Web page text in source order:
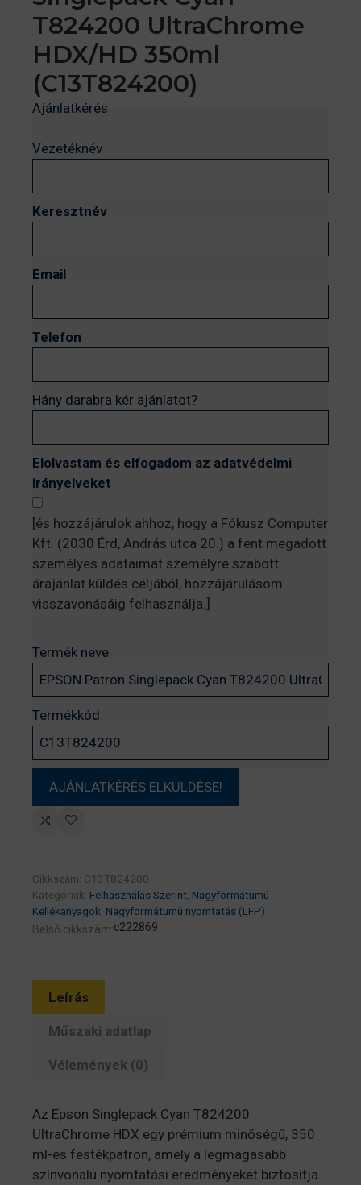
T824200 UltraChrome
HDX/HD 350ml
(C13T824200)
Ajánlatkérés
Vezetéknév
Keresztnév
Email
Telefon
Hány darabra kér ajánlatot?
Elolvastam és elfogadom az adatvédelmi
irányelveket
[és hozzájárulok ahhoz, hogy a Fókusz Computer
Kft. (2030 Érd, András utca 20.) a fent megadott
személyes adataimat személyre szabott
árajánlat küldés céljából, hozzájárulásom
visszavonásáig felhasználja.]
Termék neve
Termékkód
Cikkszám: C13T824200
Kategóriák: Felhasználás Szerint, Nagyformátumú
Kellékanyagok, Nagyformátumú nyomtatás (LFP)
Belső cikkszám:c222869
Leírás
Műszaki adatlap
Vélemények (0)
Az Epson Singlepack Cyan T824200
UltraChrome HDX egy prémium minőségű, 350
ml-es festékpatron, amely a legmagasabb
színvonalú nyomtatási eredményeket biztosítja.